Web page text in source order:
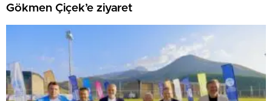
Gökmen Çiçek’e ziyaret